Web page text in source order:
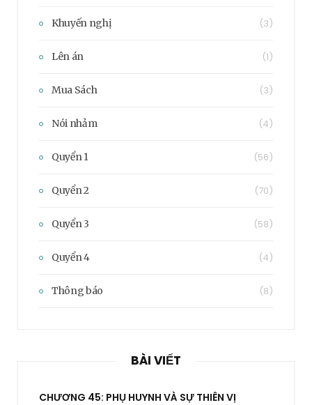
Khuyến nghị (3)
Lên án (1)
Mua Sách (3)
Nói nhảm (4)
Quyển 1 (56)
Quyển 2 (70)
Quyển 3 (58)
Quyển 4 (4)
Thông báo (8)
BÀI VIẾT
CHƯƠNG 45: PHỤ HUYNH VÀ SỰ THIÊN VỊ